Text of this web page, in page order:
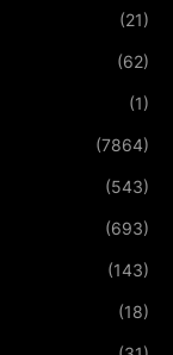
(21)
(62)
(1)
(7864)
(543)
(693)
(143)
(18)